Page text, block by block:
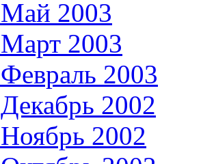
2003
2003
2003
2002
2002